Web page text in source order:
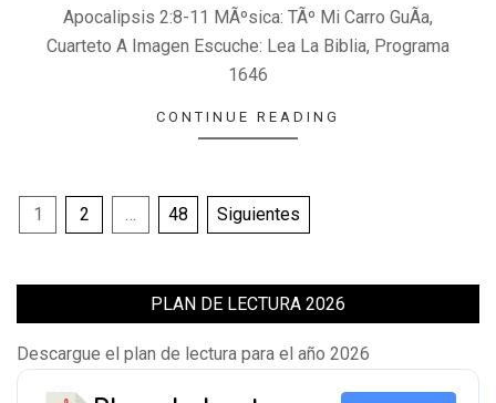
Apocalipsis 2:8-11 MÃºsica: TÃº Mi Carro GuÃ­a,
Cuarteto A Imagen Escuche: Lea La Biblia, Programa
1646
CONTINUE READING
Paginación
entradas
1 2 … 48 Siguientes
PLAN DE LECTURA 2026
Descargue el plan de lectura para el año 2026